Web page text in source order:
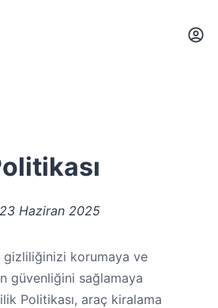
Haziran 2025
gizliliğinizi korumaya ve
güvenliğini sağlamaya
Politikası, araç kiralama